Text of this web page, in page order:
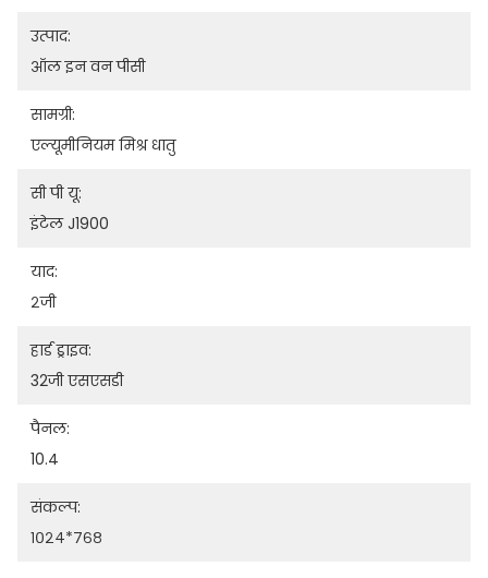
उत्पाद:
ऑल इन वन पीसी
सामग्री:
एल्यूमीनियम मिश्र धातु
सी पी यू:
इंटेल J1900
याद:
२जी
हार्ड ड्राइव:
32जी एसएसडी
पैनल:
10.4
संकल्प:
१०२४*७६८